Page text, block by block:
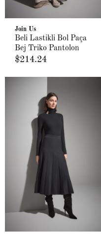
Join Us
Beli Lastikli Bol Paça
Bej Triko Pantolon
$214.24